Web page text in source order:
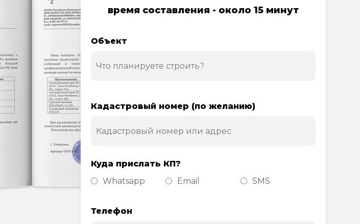
время составления - около 15 минут
Объект
Кадастровый номер (по желанию)
Куда прислать КП?
Whatsapp
Email SMS
Телефон